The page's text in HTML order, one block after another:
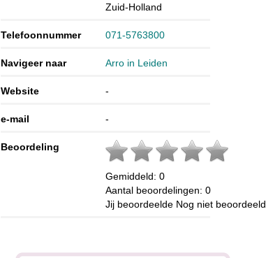
Zuid-Holland
Telefoonnummer 071-5763800
Navigeer naar Arro in Leiden
Website -
e-mail -
Beoordeling
Gemiddeld:0
Aantal beoordelingen:0
Jij beoordeelde Nog niet beoordeeld